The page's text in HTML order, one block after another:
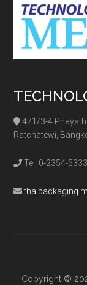
471/3-4
Ratchatewi,
Tel. 0-2354-
Copyright ©